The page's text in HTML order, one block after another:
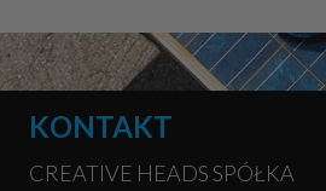
KONTAKT
CREATIVE HEADS SPÓŁKA